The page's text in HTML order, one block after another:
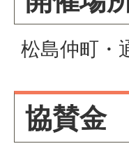
松島仲町・
協賛金